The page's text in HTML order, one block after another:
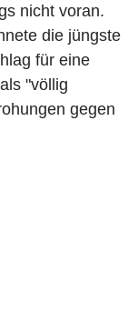
nicht voran.
die jüngste
für eine
"völlig
gegen